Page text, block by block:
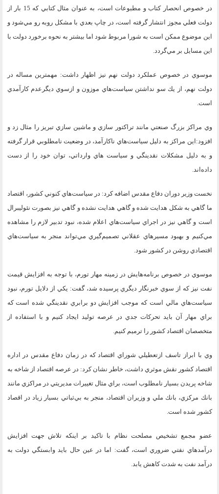
در خصوص انحصار كتاب و مطبوعات است، به عنوان مثال كتابي كه 15 بار از
دولت فعلي مجوز انتشار گرفته است، در چاپ بعدي با مشكل روبه رو مي‌شود و
اين موضوع ممكن است به شورا مربوط شود اما بيشتر به نحوه برخورد دولت با
اين مسايل بر مي‌گردد.
موسوي در خصوص عملكرد دولت نهم نيز اظهار داشت: مهمترين مساله در
دولت نهم، از يك سو نداشتن سياست‌هاي موزون و ازسوي ديگرعدم كارآمدي
است.
وي مراكز بزرگ صنعتي مانند تراكتور سازي و ماشين سازي تبريز را مثال زد و
افزود:اين مراكز به دليل سياست‌هاي ناكارآمد، در وضعيت نا‌مطلوبي قرار گرفته‌
و به دليل مشكلات نقدينگي و سياست هاي وارداتي، توان خود را از دست
داده‌اند.
نخست وزير دوران دفاع مقدس اضافه كرد: در سياست‌هاي كنوني كشور، اقتصاد
ما گاهي به شكل هدايت شده و گاهي هدايت نشده و گاهي نيز بصورت نئوليبرال
است و گاهي نيز در اجراي سياست‌هاي اعلام شده، نبود تدبير لازم را مشاهده
مي‌كنيم و بهبود مسيرهاي عقلاني تصميم‌گيري مي‌تواند منجر به سياست‌هاي
اقتصادي روشن در كشور شود.
موسوي در خصوص برنامه‌هايش در زمينه مهار تورم، با توجه به افزايش قيمت
نفت نيز كه از سوي خبرنگار ديگري پرسيده شد، گفت: يكي از دلايل تورم، نبود
سياست‌هاي مالي است كه موجب افزايش دو برابري نقدينگي شده است كه
براي مهار آن بايد تحركات جدي در عرصه توليد ايجاد كنيم و با استفاده از
متخصصان اقتصاد كشور را ترميم كنيم.
وي با ابراز تاسف ازتعطيلي شوراي اقتصاد كه در زمان دفاع مقدس در اداره
اقتصاد كشور نقش موثري داشت، خاطر نشان كرد: در عرصه اقتصاد از شاخه به
شاخه پريدن بسيار نامطلوب است، براي مثال تغييرات مديريتي در مراكزي مانند
بانك مركزي، بانك ملي و وزيران اقتصاد، منجر به بي‌ثباتي بسيار زياد در اقصاد
كشور شده است.
عضو مجمع تشخيص مصلحت نظام با تاكيد بر اينكه تلاش جهت افزايش
درآمدهاي نفتي ضروري است، گفت: اما در عين حال بايد وابستگي دولت به
درآمد نفت به شدت كاهش يابد.